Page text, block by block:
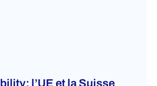
l’UE et la Suisse